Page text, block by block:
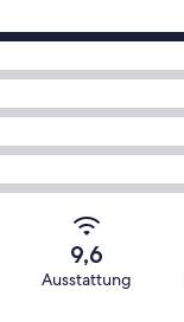
9,6
Ausstattung